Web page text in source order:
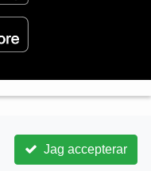
Jag accepterar